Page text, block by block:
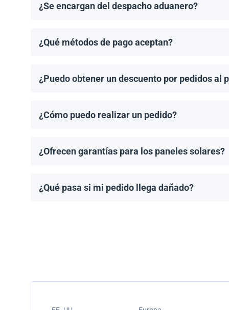
¿Se encargan del despacho aduanero?
¿Qué métodos de pago aceptan?
¿Puedo obtener un descuento por pedidos al
¿Cómo puedo realizar un pedido?
¿Ofrecen garantías para los paneles solares?
¿Qué pasa si mi pedido llega dañado?